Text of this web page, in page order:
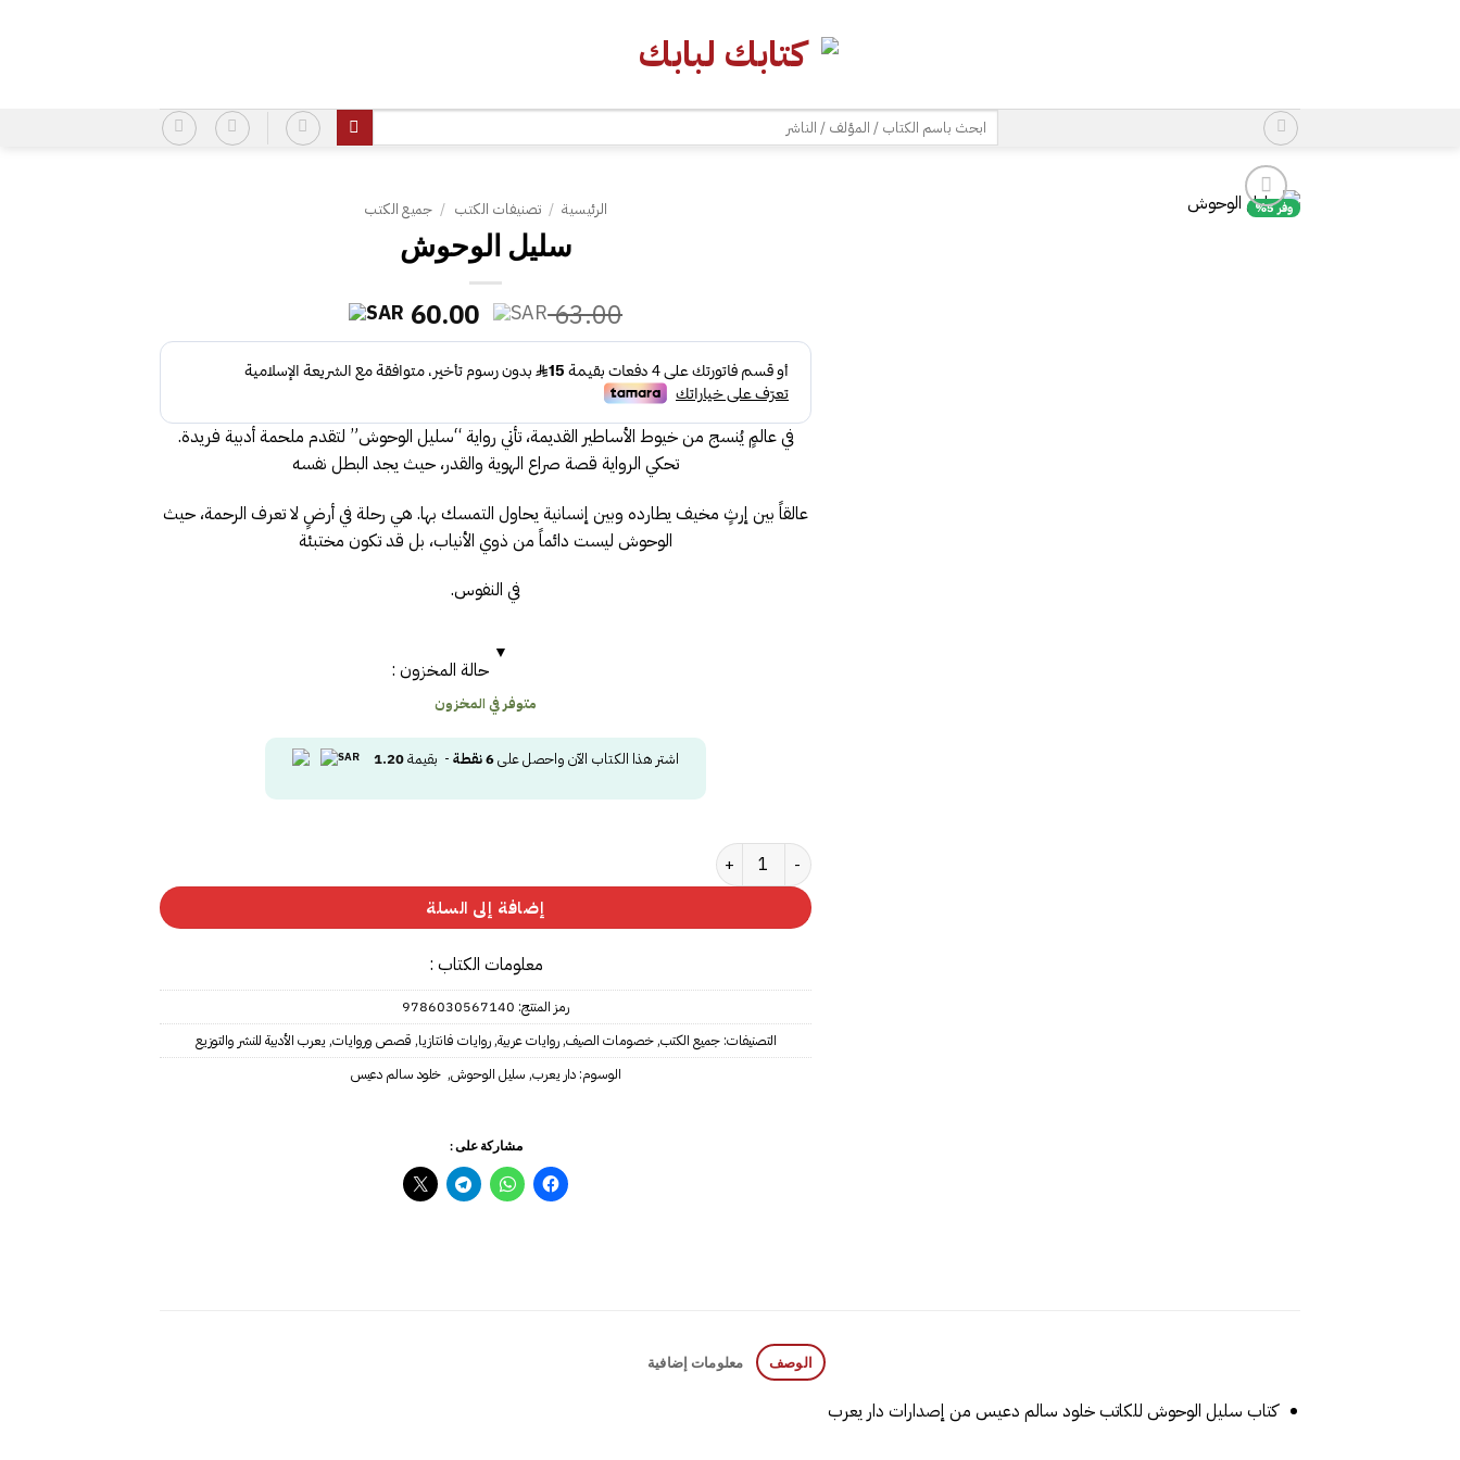
البحث
عن:
وفر 5% الرئيسية / تصنيفات الكتب / جميع الكتب
سليل الوحوش
63.00 السعر
الأصلي
هو:
63.00.
60.00 السعر
الحالي
هو:
في عالمٍ يُنسج من خيوط الأساطير القديمة، تأتي رواية“سليل الوحوش” لتقدم ملحمة أدبية فريدة.
تحكي الرواية قصة صراع الهوية والقدر، حيث يجد البطل نفسه
عالقاً بين إرثٍ مخيف يطارده وبين إنسانية يحاول التمسك بها. هي رحلة في أرضٍ لا تعرف الرحمة، حيث
الوحوش ليست دائماً من ذوي الأنياب، بل قد تكون مختبئة
في النفوس.
حالة المخزون :
متوفر في المخزون
اشتر هذا الكتاب الآن واحصل على6نقطة - بقيمة1.20
كمية سليل الوحوش
إضافة إلى السلة
معلومات الكتاب :
رمز المنتج: ‎9786030567140‎‎
التصنيفات:جميع الكتب,خصومات الصيف,روايات عربية,روايات فانتازيا, قصص وروايات, يعرب الأدبية للنشر والتوزيع
الوسوم:دار يعرب, سليل الوحوش,
مشاركة على :
الوصف معلومات إضافية
كتاب‎ سليل الوحوش للكاتب خلود سالم دعيس‎ من إصدارات دار يعرب